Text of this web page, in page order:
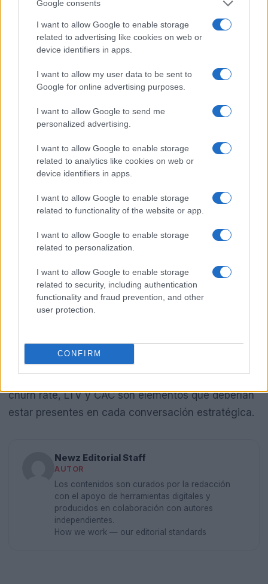
Google consents
I want to allow Google to enable storage
related to advertising like cookies on web or
device identifiers in apps.
I want to allow my user data to be sent to
Google for online advertising purposes.
I want to allow Google to send me
personalized advertising.
I want to allow Google to enable storage
related to analytics like cookies on web or
device identifiers in apps.
I want to allow Google to enable storage
related to functionality of the website or app.
I want to allow Google to enable storage
related to personalization.
I want to allow Google to enable storage
related to security, including authentication
functionality and fraud prevention, and other
user protection.
CONFIRM
construir relaciones sólidas con actores clave,
tanto a nivel nacional como internacional. El apoyo
de otros países en este contexto ha demostrado ser
crucial, y lo mismo aplica en el ámbito empresarial.
Tener aliados y una red de apoyo puede marcar la
diferencia entre el éxito y el fracaso.
Finalmente, mientras el juicio continúa, es esencial
propio camino y evalúen cómo pueden aplicar
estas lecciones en sus organizaciones. La
churn rate, LTV y CAC son elementos que deberían
estar presentes en cada conversación estratégica.
Newz Editorial Staff
AUTOR
Los contenidos son curados por la redacción
con el apoyo de herramientas digitales y
producidos en colaboración con autores
independientes.
How we work — our editorial standards